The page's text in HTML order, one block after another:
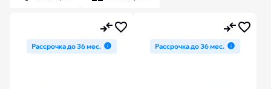
Рассрочка до 36 мес. Рассрочка до 36 мес.